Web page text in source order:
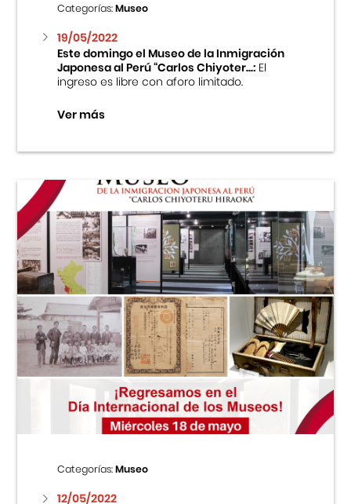
Categorías:Museo
19/05/2022
Este domingo el Museo de la Inmigración
Japonesa al Perú “Carlos Chiyoter...:El
ingreso es libre con aforo limitado.
Ver más
Categorías:Museo
12/05/2022